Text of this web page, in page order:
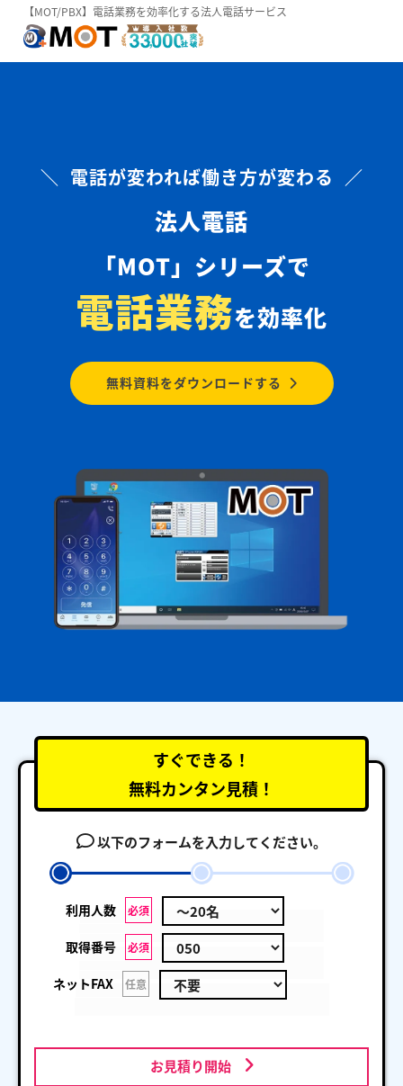
【MOT/PBX】電話業務を効率化する法人電話サービス
＼ 電話が変われば働き方が変わる ／
法人電話
「MOT」シリーズで
電話業務を効率化
無料資料をダウンロードする
すぐできる！
無料カンタン見積！
以下のフォームを入力してください。
利用人数 必須
取得番号 必須
ネットFAX 任意
お見積り開始